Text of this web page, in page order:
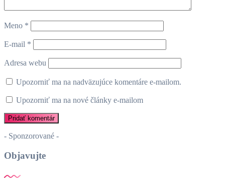
Meno *
E-mail *
Adresa webu
Upozorniť ma na nadväzujúce komentáre e-mailom.
Upozorniť ma na nové články e-mailom
- Sponzorované -
Objavujte